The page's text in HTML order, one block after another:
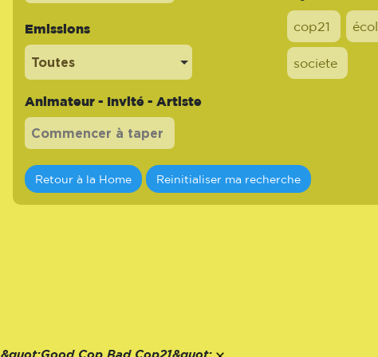
Emissions
Toutes
Animateur - Invité - Artiste
cop21
societe
Retour à la Home Reinitialiser ma recherche